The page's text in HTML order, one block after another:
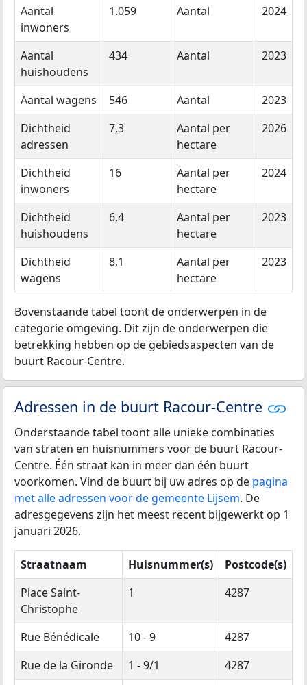
Aantal
inwoners
1.059 Aantal 2024
Aantal
huishoudens
434 Aantal 2023
Aantal wagens 546 Aantal
2023
Dichtheid
adressen
7,3
Aantal per
hectare
2026
Dichtheid
inwoners
16
Aantal per
hectare
2024
Dichtheid
huishoudens
6,4
Aantal per
hectare
2023
Dichtheid
wagens
8,1
Aantal per
hectare
2023
Bovenstaande tabel toont de onderwerpen in de
categorie omgeving. Dit zijn de onderwerpen die
betrekking hebben op de gebiedsaspecten van de
buurt Racour-Centre.
Adressen in de buurt Racour-Centre
Onderstaande tabel toont alle unieke combinaties
van straten en huisnummers voor de buurt Racour-
Centre. Één straat kan in meer dan één buurt
voorkomen. Vind de buurt bij uw adres op de pagina
met alle adressen voor de gemeente Lijsem. De
adresgegevens zijn het meest recent bijgewerkt op 1
januari 2026.
Straatnaam Huisnummer(s)
Postcode(s)
Place Saint-
Christophe
1 4287
Rue Bénédicale 10 - 9
4287
Rue de la Gironde
1 - 9/1
4287